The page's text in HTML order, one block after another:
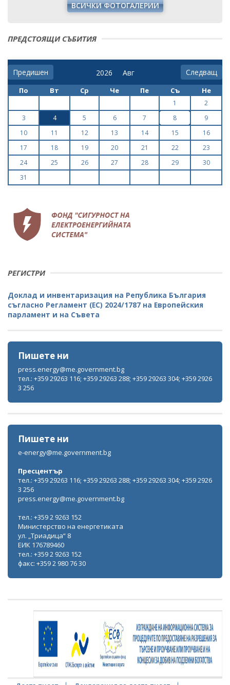
ВСИЧКИ ФОТОГАЛЕРИИ
ПРЕДСТОЯЩИ СЪБИТИЯ
Предишен Следващ
По Вт Ср Че Пе Съ Не
1
2
3
4 5 6 7 8
9
10
11 12 13 14 15
16
17
18 19 20 21 22
23
24
25 26 27 28 29
30
31
РЕГИСТРИ
Доклад и инвентаризация на Република България
съгласно Регламент (ЕС) 2024/1787 на Европейския
парламент и на Съвета
Пишете ни
press.energy@me.government.bg
тел.: +359 29263 116; +359 29263 288; +359 29263 304; +359 2926
3 256
Пишете ни
e-energy@me.government.bg
Пресцентър
тел.: +359 29263 116; +359 29263 288; +359 29263 304; +359 2926
3 256
press.energy@me.government.bg
тел.: +359 2 9263 152
Министерство на енергетиката
ул. „Триадица“ 8
ЕИК 176789460
тел.: +359 2 9263 152
факс: +359 2 980 76 30